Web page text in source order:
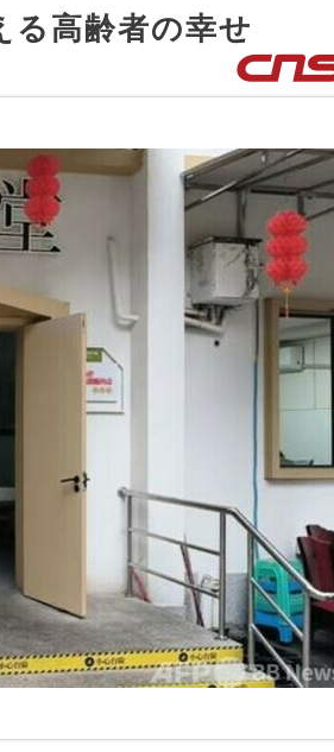
る高齢者の幸せ